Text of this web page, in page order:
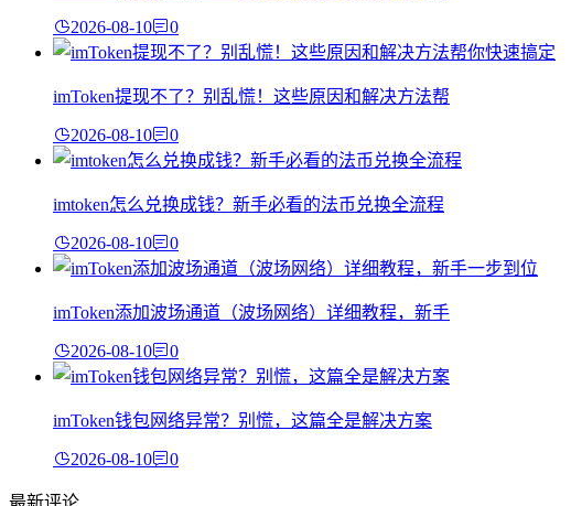
2026-08-10 0
imToken提现不了？别乱慌！这些原因和解决方法帮
2026-08-10 0
imtoken怎么兑换成钱？新手必看的法币兑换全流程
2026-08-10 0
imToken添加波场通道（波场网络）详细教程，新手
2026-08-10 0
imToken钱包网络异常？别慌，这篇全是解决方案
2026-08-10 0